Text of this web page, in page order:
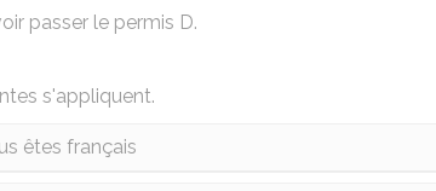
passer le permis D.
s'appliquent.
êtes français